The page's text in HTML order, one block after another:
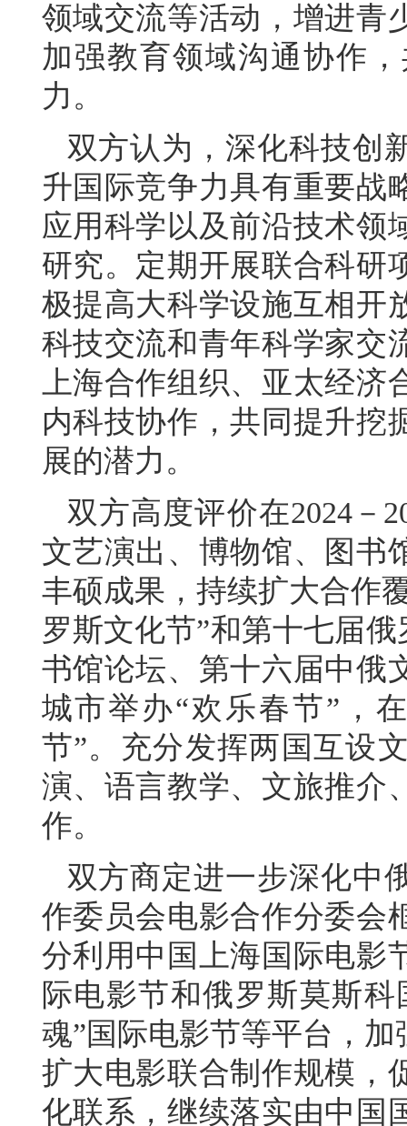
领域交流等活动，增进青
加强教育领域沟通协作
力。
双方认为，深化科技创
升国际竞争力具有重要战
应用科学以及前沿技术领
研究。定期开展联合科研
极提高大科学设施互相开
科技交流和青年科学家交
上海合作组织、亚太经
内科技协作，共同提升挖
展的潜力。
双方高度评价在2024－
文艺演出、博物馆、图书
丰硕成果，持续扩大合作
罗斯文化节”和第十七届
书馆论坛、第十六届中俄
城市举办“欢乐春节”，
节”。充分发挥两国互设
演、语言教学、文旅推介
作。
双方商定进一步深化中
作委员会电影合作分委会
分利用中国上海国际电影
际电影节和俄罗斯莫斯
魂”国际电影节等平台，
扩大电影联合制作规模，
化联系，继续落实由中国